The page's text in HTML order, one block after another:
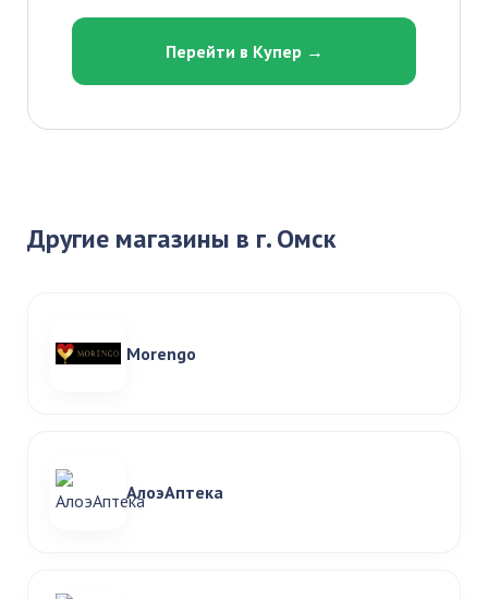
Перейти в Купер →
Другие магазины в г. Омск
Morengo
АлоэАптека